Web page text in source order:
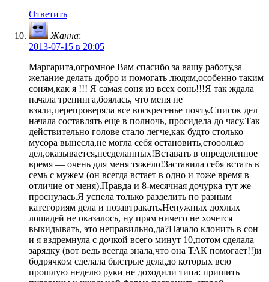
Ответить
Жанна:
2013-07-15 в 20:05
Маргарита,огромное Вам спасибо за вашу работу,за
желание делать добро и помогать людям,особенно таким
соням,как я !!! Я самая соня из всех сонь!!!Я так ждала
начала тренинга,боялась, что меня не
взяли,перепроверяла все воскресенье почту.Список дел
начала составлять еще в полночь, просидела до часу.Так
действительно голове стало легче,как будто столько
мусора вынесла,не могла себя остановить,стооолько
дел,оказывается,несделанных!Вставать в определенное
время — очень для меня тяжело!Заставила себя встать в
семь с мужем (он всегда встает в одно и тоже время в
отличие от меня).Правда и 8-месячная дочурка тут же
проснулась.Я успела только разделить по разным
категориям дела и позавтракать.Ненужных дохлых
лошадей не оказалось, ну прям ничего не хочется
выкидывать, это неправильно,да?Начало клонить в сон
и я вздремнула с дочкой всего минут 10,потом сделала
зарядку (вот ведь всегда знала,что она ТАК помогает!!)и
бодрячком сделала быстрые дела,до которых всю
прошлую неделю руки не доходили типа: пришить